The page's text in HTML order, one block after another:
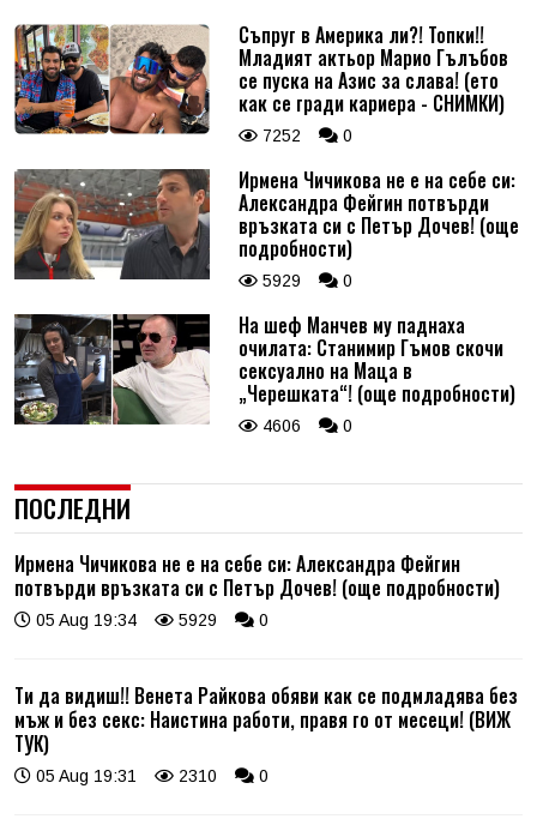
Съпруг в Америка ли?! Топки!!
Младият актьор Марио Гълъбов
се пуска на Азис за слава! (ето
как се гради кариера - СНИМКИ)
7252 0
Ирмена Чичикова не е на себе си:
Александра Фейгин потвърди
връзката си с Петър Дочев! (още
подробности)
5929 0
На шеф Манчев му паднаха
очилата: Станимир Гъмов скочи
сексуално на Маца в
„Черешката“! (още подробности)
4606 0
ПОСЛЕДНИ
Ирмена Чичикова не е на себе си: Александра Фейгин
потвърди връзката си с Петър Дочев! (още подробности)
05 Aug 19:34 5929 0
Ти да видиш!! Венета Райкова обяви как се подмладява без
мъж и без секс: Наистина работи, правя го от месеци! (ВИЖ
ТУК)
05 Aug 19:31 2310 0